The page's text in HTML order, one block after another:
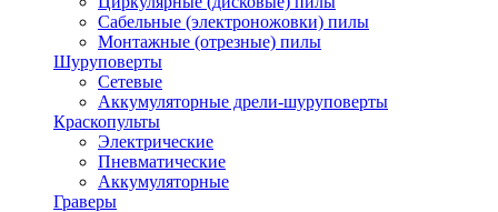
Сабельные (электроножовки) пилы
Монтажные (отрезные) пилы
Шуруповерты
Сетевые
Аккумуляторные дрели-шуруповерты
Краскопульты
Электрические
Пневматические
Аккумуляторные
Граверы